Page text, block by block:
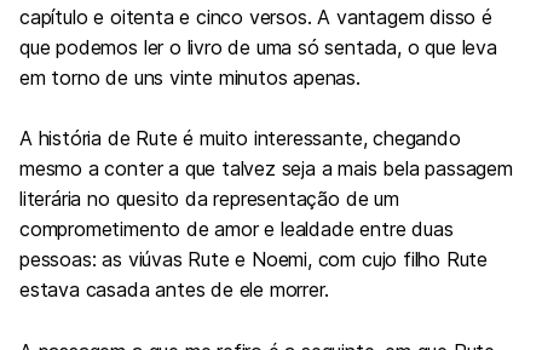
capítulo e oitenta e cinco versos. A vantagem disso é
que podemos ler o livro de uma só sentada, o que leva
em torno de uns vinte minutos apenas.
A história de Rute é muito interessante, chegando
mesmo a conter a que talvez seja a mais bela passagem
literária no quesito da representação de um
comprometimento de amor e lealdade entre duas
pessoas: as viúvas Rute e Noemi, com cujo filho Rute
estava casada antes de ele morrer.